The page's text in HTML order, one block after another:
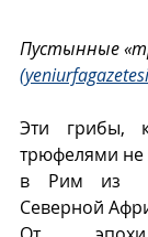
Пустынные
Эти грибы,
трюфелями не
в Рим из
Северной